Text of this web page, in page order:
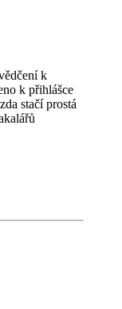
k
k přihlášce
stačí prostá